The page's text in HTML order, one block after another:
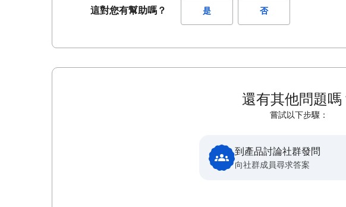
這對您有幫助嗎？ 是 否
還有其他問題嗎
嘗試以下步驟：
到產品討論社群發問
向社群成員尋求答案